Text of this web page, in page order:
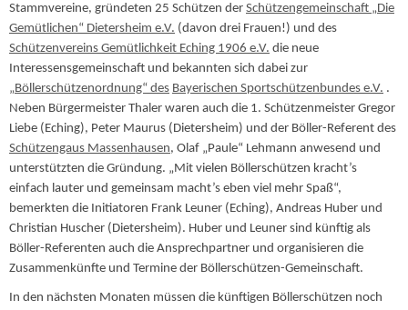
Stammvereine, gründeten 25 Schützen der Schützengemeinschaft „Die
Gemütlichen“ Dietersheim e.V. (davon drei Frauen!) und des
Schützenvereins Gemütlichkeit Eching 1906 e.V. die neue
Interessensgemeinschaft und bekannten sich dabei zur
„Böllerschützenordnung“ des Bayerischen Sportschützenbundes e.V. .
Neben Bürgermeister Thaler waren auch die 1. Schützenmeister Gregor
Liebe (Eching), Peter Maurus (Dietersheim) und der Böller-Referent des
Schützengaus Massenhausen, Olaf „Paule“ Lehmann anwesend und
unterstützten die Gründung. „Mit vielen Böllerschützen kracht’s
einfach lauter und gemeinsam macht’s eben viel mehr Spaß“,
bemerkten die Initiatoren Frank Leuner (Eching), Andreas Huber und
Christian Huscher (Dietersheim). Huber und Leuner sind künftig als
Böller-Referenten auch die Ansprechpartner und organisieren die
Zusammenkünfte und Termine der Böllerschützen-Gemeinschaft.
In den nächsten Monaten müssen die künftigen Böllerschützen noch